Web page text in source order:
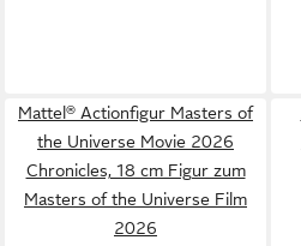
Mattel® Actionfigur Masters of
the Universe Movie 2026
Chronicles, 18 cm Figur zum
Masters of the Universe Film
2026